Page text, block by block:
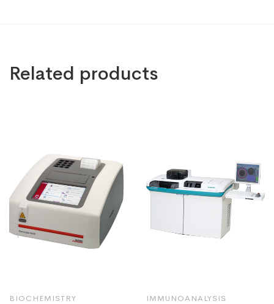
Related products
BIOCHEMISTRY IMMUNOANALYSIS